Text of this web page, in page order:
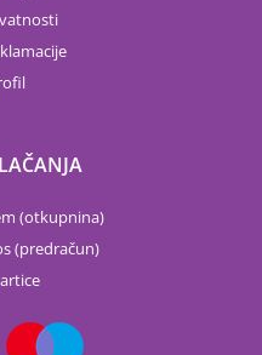
(otkupnina)
(predračun)